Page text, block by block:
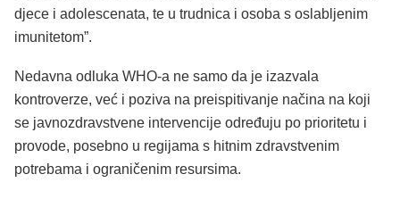
djece i adolescenata, te u trudnica i osoba s oslabljenim
imunitetom”.
Nedavna odluka WHO-a ne samo da je izazvala
kontroverze, već i poziva na preispitivanje načina na koji
se javnozdravstvene intervencije određuju po prioritetu i
provode, posebno u regijama s hitnim zdravstvenim
potrebama i ograničenim resursima.